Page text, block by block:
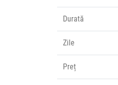
Durată
Zile
Preț